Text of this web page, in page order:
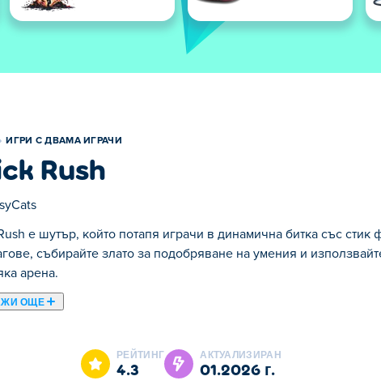
ИГРИ С ДВАМА ИГРАЧИ
Rush
е шутър, който потапя играчи в динамична битка със
събирайте злато за подобряване на умения и
арена.
ОЩЕ
вижте Stick Rush - пълна с екшън игра, която ви изправя
на нови мощни оръжия, които можете да
локално на същия компютър за двойно хаос и забавление!
РЕЙТИНГ
4.3
АКТУАЛИЗИРАН
01.2026 г.